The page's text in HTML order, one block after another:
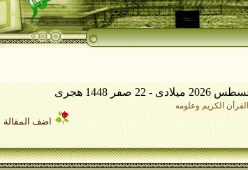
القرأن الكريم وعلومه
اضف المقالة